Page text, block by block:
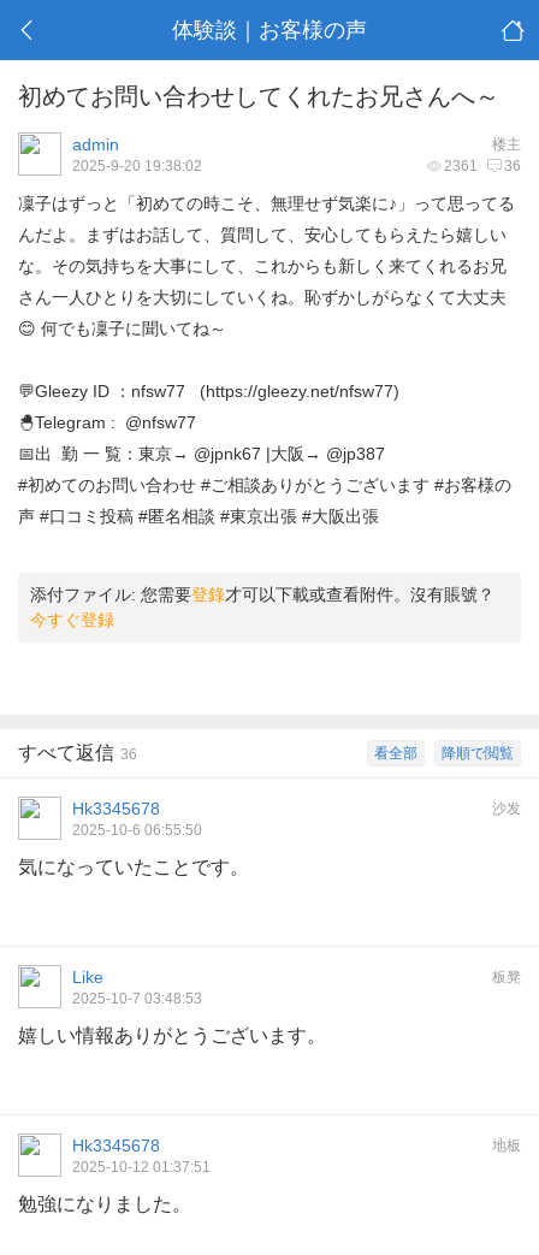
体験談｜お客様の声
初めてお問い合わせしてくれたお兄さんへ～
楼主
admin
2361 36
2025-9-20 19:38:02
凜子はずっと「初めての時こそ、無理せず気楽に♪」って思ってる
んだよ。まずはお話して、質問して、安心してもらえたら嬉しい
な。その気持ちを大事にして、これからも新しく来てくれるお兄
さん一人ひとりを大切にしていくね。恥ずかしがらなくて大丈夫
😊 何でも凜子に聞いてね～
💬Gleezy ID ：nfsw77 (https://gleezy.net/nfsw77)
🐣Telegram : @nfsw77
📅出 勤 一 覧：東京→ @jpnk67 |大阪→ @jp387
#初めてのお問い合わせ #ご相談ありがとうございます #お客様の
声 #口コミ投稿 #匿名相談 #東京出張 #大阪出張
添付ファイル: 您需要登錄才可以下載或查看附件。沒有賬號？
今すぐ登録
降順で閲覧
看全部
すべて返信 36
沙发
Hk3345678
2025-10-6 06:55:50
気になっていたことです。
板凳
Like
2025-10-7 03:48:53
嬉しい情報ありがとうございます。
地板
Hk3345678
2025-10-12 01:37:51
勉強になりました。